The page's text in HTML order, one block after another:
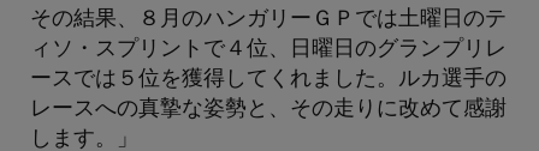
その結果、８月のハンガリーＧＰでは土曜日のテ
ィソ・スプリントで４位、日曜日のグランプリレ
ースでは５位を獲得してくれました。ルカ選手の
レースへの真摯な姿勢と、その走りに改めて感謝
します。」